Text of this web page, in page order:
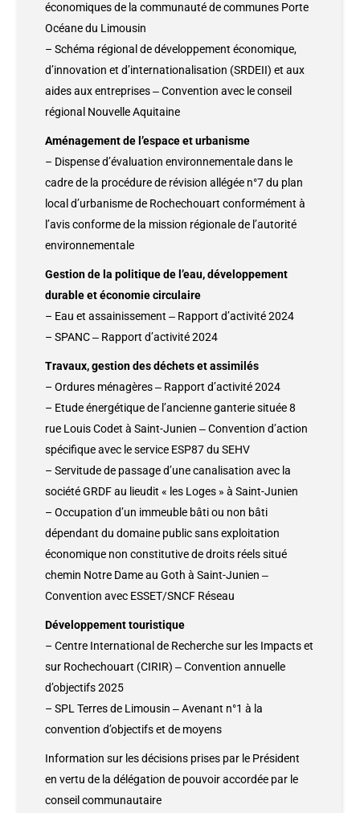
économiques de la communauté de communes Porte
Océane du Limousin
– Schéma régional de développement économique,
d’innovation et d’internationalisation (SRDEII) et aux
aides aux entreprises ‒ Convention avec le conseil
régional Nouvelle Aquitaine
Aménagement de l’espace et urbanisme
– Dispense d’évaluation environnementale dans le
cadre de la procédure de révision allégée n°7 du plan
local d’urbanisme de Rochechouart conformément à
l’avis conforme de la mission régionale de l’autorité
environnementale
Gestion de la politique de l’eau, développement
durable et économie circulaire
– Eau et assainissement ‒ Rapport d’activité 2024
– SPANC ‒ Rapport d’activité 2024
Travaux, gestion des déchets et assimilés
– Ordures ménagères ‒ Rapport d’activité 2024
– Etude énergétique de l’ancienne ganterie située 8
rue Louis Codet à Saint-Junien ‒ Convention d’action
spécifique avec le service ESP87 du SEHV
– Servitude de passage d’une canalisation avec la
société GRDF au lieudit « les Loges » à Saint-Junien
– Occupation d’un immeuble bâti ou non bâti
dépendant du domaine public sans exploitation
économique non constitutive de droits réels situé
chemin Notre Dame au Goth à Saint-Junien ‒
Convention avec ESSET/SNCF Réseau
Développement touristique
– Centre International de Recherche sur les Impacts et
sur Rochechouart (CIRIR) ‒ Convention annuelle
d’objectifs 2025
– SPL Terres de Limousin ‒ Avenant n°1 à la
convention d’objectifs et de moyens
Information sur les décisions prises par le Président
en vertu de la délégation de pouvoir accordée par le
conseil communautaire